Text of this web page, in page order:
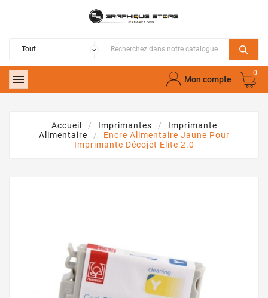
 Mon compte
0
Accueil Imprimantes
Imprimante
Alimentaire
Encre Alimentaire Jaune Pour
Imprimante Décojet Elite 2.0